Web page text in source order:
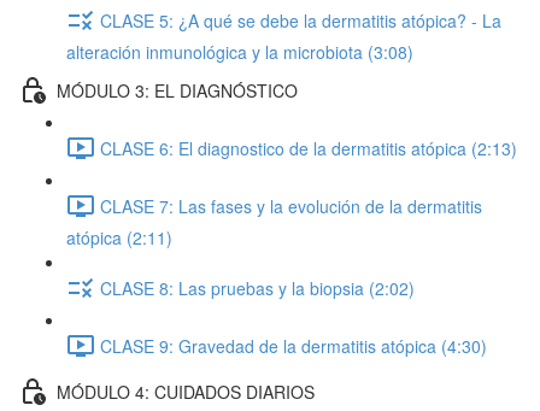
CLASE 5: ¿A qué se debe la dermatitis atópica? - La
alteración inmunológica y la microbiota (3:08)
MÓDULO 3: EL DIAGNÓSTICO
CLASE 6: El diagnostico de la dermatitis atópica (2:13)
CLASE 7: Las fases y la evolución de la dermatitis
atópica (2:11)
CLASE 8: Las pruebas y la biopsia (2:02)
CLASE 9: Gravedad de la dermatitis atópica (4:30)
MÓDULO 4: CUIDADOS DIARIOS